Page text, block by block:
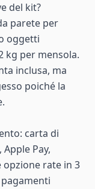
del kit?
parete per
oggetti
kg per mensola.
inclusa, ma
poiché la
carta di
Pay,
opzione rate in 3